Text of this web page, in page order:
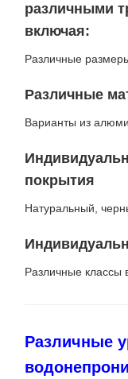
различными
включая:
Различные
Различные
Варианты из
покрытия
Натуральный,
Различные классы
Различные